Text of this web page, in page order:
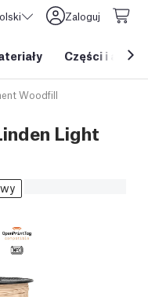
Zaloguj
Części i
Woodfill
Light